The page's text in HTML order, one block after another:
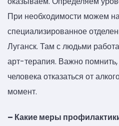
При необходимости можем
специализированное
Луганск. Там с людьми
арт-терапия. Важно
человека отказаться от
момент.
– Какие меры